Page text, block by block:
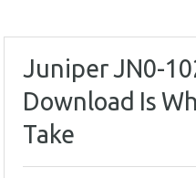
Juniper JN0-
Download Is
Take